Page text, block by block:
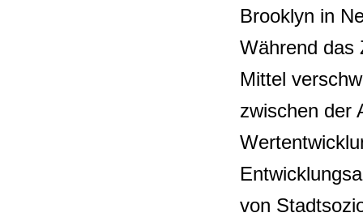
Brooklyn in
Während das
Mittel
zwischen der
von